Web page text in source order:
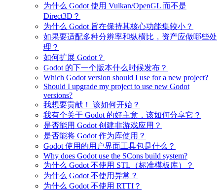
为什么 Godot 使用 Vulkan/OpenGL 而不是
Direct3D？
为什么 Godot 旨在保持其核心功能集较小？
如果要适配多种分辨率和纵横比，资产应做哪些处
理？
如何扩展 Godot？
Godot 的下一个版本什么时候发布？
Which Godot version should I use for a new project?
Should I upgrade my project to use new Godot
versions?
我想要贡献！ 该如何开始？
我有个关于 Godot 的好主意，该如何分享它？
是否能用 Godot 创建非游戏应用？
是否能将 Godot 作为库使用？
Godot 使用的用户界面工具包是什么？
Why does Godot use the SCons build system?
为什么 Godot 不使用 STL（标准模板库）？
为什么 Godot 不使用异常？
为什么 Godot 不使用 RTTI？